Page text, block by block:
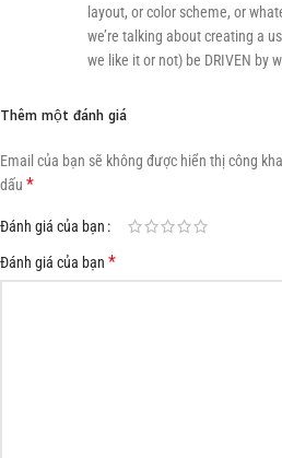
layout, or color scheme, or
we’re talking about creating a
we like it or not) be DRIVEN by
Thêm một đánh giá
Email của bạn sẽ không được hiển thị công
dấu *
Đánh giá của bạn
Đánh giá của bạn *